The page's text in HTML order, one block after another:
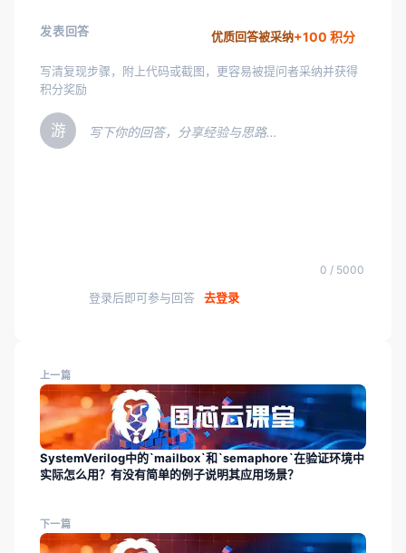
发表回答 优质回答被采纳+100 积分
写清复现步骤，附上代码或截图，更容易被提问者采纳并获得
积分奖励
游 写下你的回答，分享经验与思路…
0 / 5000
登录后即可参与回答 去登录
上一篇
SystemVerilog中的`mailbox`和`semaphore`在验证环境中
实际怎么用？有没有简单的例子说明其应用场景？
下一篇